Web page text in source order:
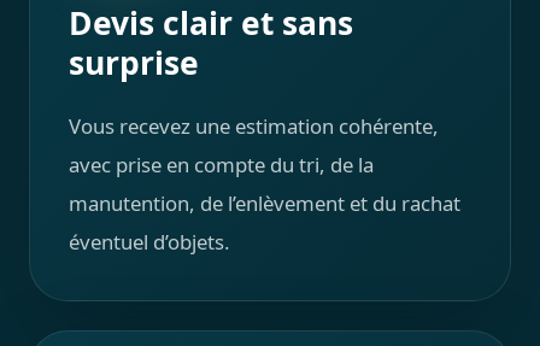
Devis clair et sans
surprise
Vous recevez une estimation cohérente,
avec prise en compte du tri, de la
manutention, de l’enlèvement et du rachat
éventuel d’objets.